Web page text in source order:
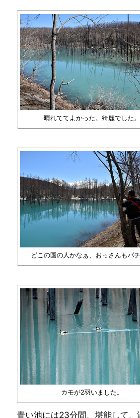
晴れててよかった。綺麗でした。
どこの国の人かなぁ、おっさんもパチ
カモが2羽いました。
青い池には23分間、堪能して、